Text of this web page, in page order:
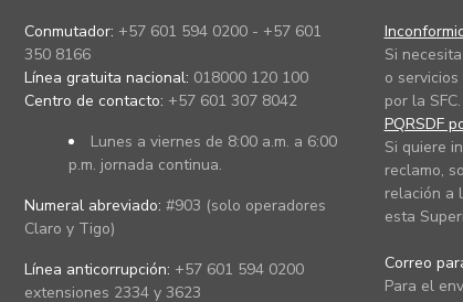
Conmutador: +57 601 594 0200 - +57 601
350 8166
Línea gratuita nacional: 018000 120 100
Centro de contacto: +57 601 307 8042
Lunes a viernes de 8:00 a.m. a 6:00
p.m. jornada continua.
Numeral abreviado: #903 (solo operadores
Claro y Tigo)
Línea anticorrupción: +57 601 594 0200
extensiones 2334 y 3623
Si
o
por la SFC.
PQRSDF
Si quiere
reclamo,
relación a
esta
Correo
Para el